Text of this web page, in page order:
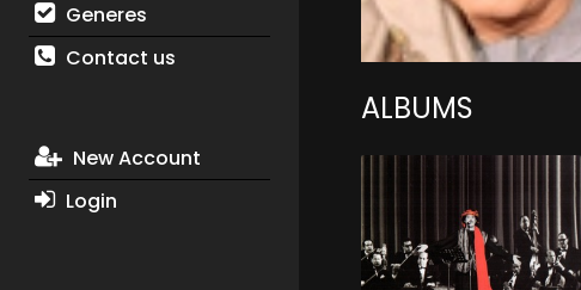
Generes
Contact us
New Account
Login
ALBUMS